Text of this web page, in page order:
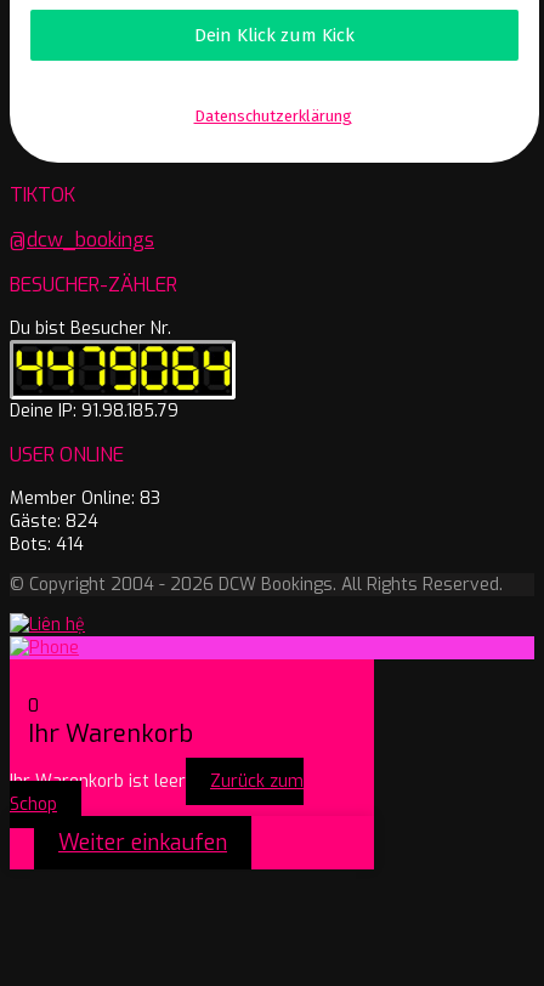
Datenschutzerklärung.
TIKTOK
@dcw_bookings
BESUCHER-ZÄHLER
Du bist Besucher Nr.
Deine IP: 91.98.185.79
USER ONLINE
Member Online: 83
Gäste: 824
Bots: 414
© Copyright 2004 - 2026 DCW Bookings. All Rights Reserved.
0
Ihr Warenkorb
Ihr Warenkorb ist leer
Zurück zum
Schop
Weiter einkaufen